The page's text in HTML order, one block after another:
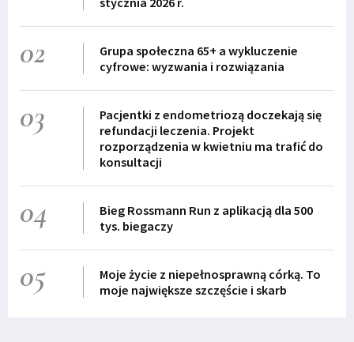
02
Grupa społeczna 65+ a wykluczenie
cyfrowe: wyzwania i rozwiązania
03
Pacjentki z endometriozą doczekają się
refundacji leczenia. Projekt
rozporządzenia w kwietniu ma trafić do
konsultacji
04
Bieg Rossmann Run z aplikacją dla 500
tys. biegaczy
05
Moje życie z niepełnosprawną córką. To
moje największe szczęście i skarb